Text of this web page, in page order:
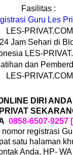
Fasilitas :
Guru Les
LES-PRIVAT.COM
Jam Sehari di
LES-
dan
LES-PRIVAT.COM
DIRI
PRIVAT
0858-6507-9257
registrasi
satu halaman
Anda, HP-